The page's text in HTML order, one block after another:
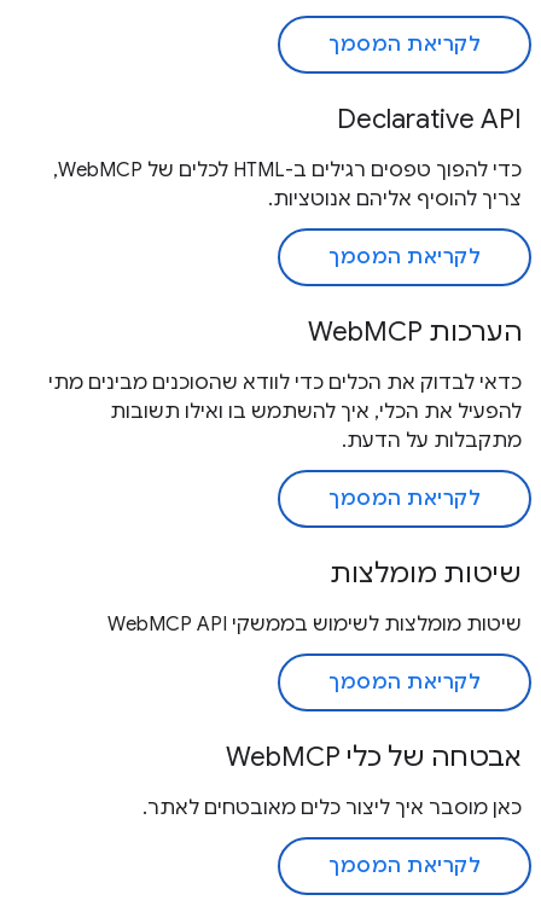
לקריאת המסמך
Declarative API
כדי להפוך טפסים רגילים ב-HTML לכלים של WebMCP,
צריך להוסיף אליהם אנוטציות.
לקריאת המסמך
הערכות WebMCP
כדאי לבדוק את הכלים כדי לוודא שהסוכנים מבינים מתי
להפעיל את הכלי, איך להשתמש בו ואילו תשובות
מתקבלות על הדעת.
לקריאת המסמך
שיטות מומלצות
שיטות מומלצות לשימוש בממשקי WebMCP API
לקריאת המסמך
אבטחה של כלי WebMCP
כאן מוסבר איך ליצור כלים מאובטחים לאתר.
לקריאת המסמך